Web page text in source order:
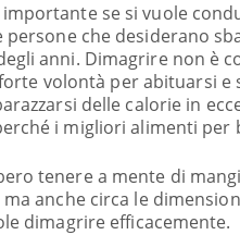
se si vuole
che desiderano
anni. Dimagrire non è
volontà per abituarsi
delle calorie in
i migliori alimenti per
tenere a mente di
anche circa le
dimagrire efficacemente.